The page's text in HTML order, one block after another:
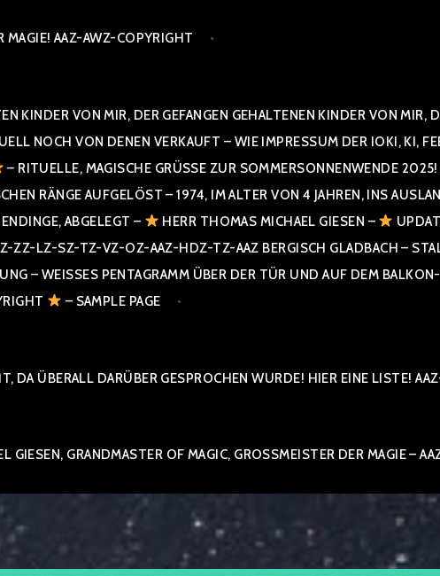
MAGIE! AAZ-AWZ-COPYRIGHT
KINDER VON MIR, DER GEFANGEN GEHALTENEN KINDER VON MIR,
NOCH VON DENEN VERKAUFT – WIE IMPRESSUM DER IOKI, KI,
– RITUELLE, MAGISCHE GRÜSSE ZUR SOMMERSONNENWENDE 2025!
AUFGELÖST – 1974, IM ALTER VON 4 JAHREN, INS AUSLAND,
ABGELEGT –
HERR THOMAS MICHAEL GIESEN –
LZ-SZ-TZ-VZ-OZ-AAZ-HDZ-TZ-AAZ BERGISCH GLADBACH –
WEISSES PENTAGRAMM ÜBER DER TÜR UND AUF DEM BALKON-©
– SAMPLE PAGE
DA ÜBERALL DARÜBER GESPROCHEN WURDE! HIER EINE LISTE!
GIESEN, GRANDMASTER OF MAGIC, GROSSMEISTER DER MAGIE –